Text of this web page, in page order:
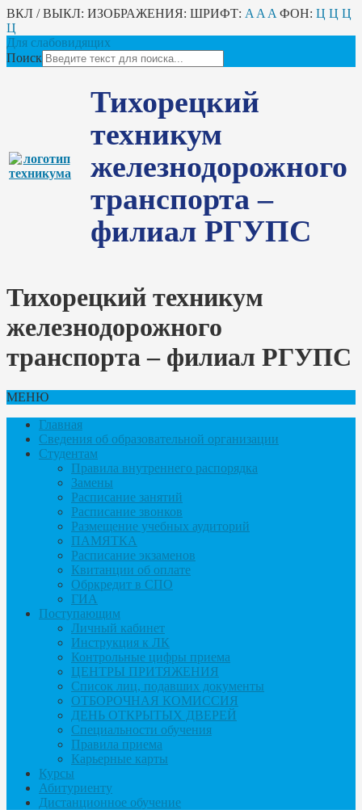
ВКЛ / ВЫКЛ: ИЗОБРАЖЕНИЯ: ШРИФТ: A A A ФОН: Ц Ц Ц
Ц
Для слабовидящих
Поиск
Тихорецкий
техникум
железнодорожного
транспорта –
филиал РГУПС
Тихорецкий техникум
железнодорожного
транспорта – филиал РГУПС
МЕНЮ
Главная
Сведения об образовательной организации
Студентам
Правила внутреннего распорядка
Замены
Расписание занятий
Расписание звонков
Размещение учебных аудиторий
ПАМЯТКА
Расписание экзаменов
Квитанции об оплате
Обркредит в СПО
ГИА
Поступающим
Личный кабинет
Инструкция к ЛК
Контрольные цифры приема
ЦЕНТРЫ ПРИТЯЖЕНИЯ
Список лиц, подавших документы
ОТБОРОЧНАЯ КОМИССИЯ
ДЕНЬ ОТКРЫТЫХ ДВЕРЕЙ
Специальности обучения
Правила приема
Карьерные карты
Курсы
Абитуриенту
Дистанционное обучение